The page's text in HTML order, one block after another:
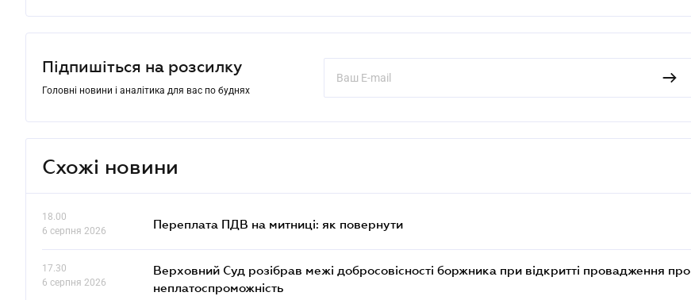
Підпишіться на розсилку
Головні новини і аналітика для вас по буднях
Схожі новини
18.00
6 серпня 2026
Переплата ПДВ на митниці: як повернути
17.30
6 серпня 2026
Верховний Суд розібрав межі добросовісності боржника при відкритті провадження про
неплатоспроможність